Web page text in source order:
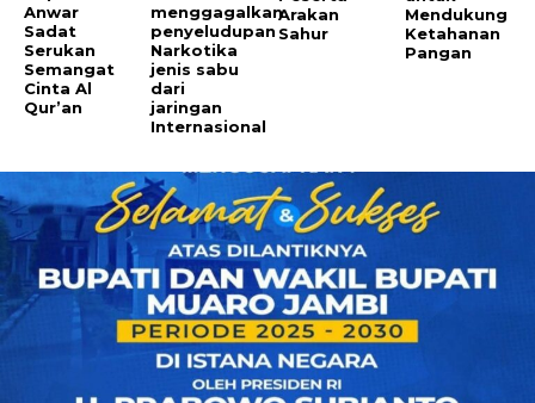
Anwar
Sadat
Serukan
Semangat
Cinta Al
Qur’an
menggagalkan
penyeludupan
Narkotika
jenis sabu
dari
jaringan
Internasional
Arakan
Sahur
Mendukung
Ketahanan
Pangan